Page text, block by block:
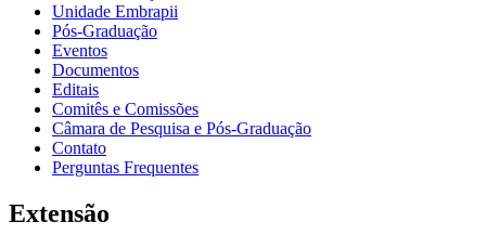
Unidade Embrapii
Pós-Graduação
Eventos
Documentos
Editais
Comitês e Comissões
Câmara de Pesquisa e Pós-Graduação
Contato
Perguntas Frequentes
Extensão